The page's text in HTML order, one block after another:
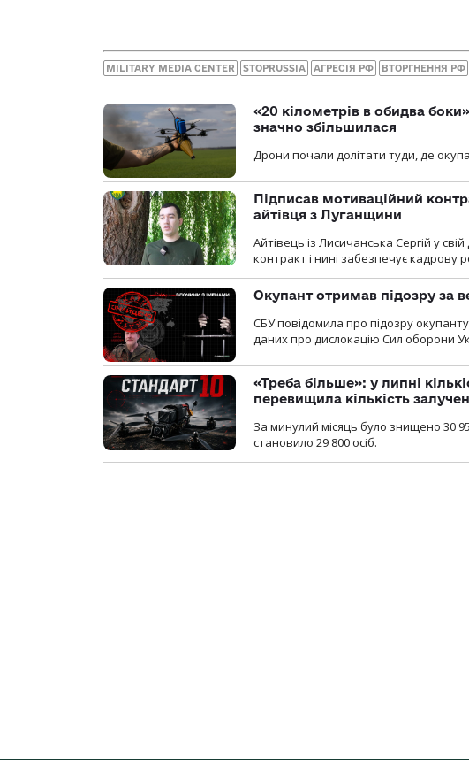
MILITARY MEDIA CENTER STOPRUSSIA АГРЕСІЯ РФ ВТОРГНЕННЯ РФ
«20 кілометрів в обидва
значно збільшилася
Дрони почали долітати туди, де
Підписав мотиваційний
айтівця з Луганщини
Айтівець із Лисичанська Сергій у
контракт і нині забезпечує кадрову
Окупант отримав підозру за
СБУ повідомила про підозру
даних про дислокацію Сил оборони
«Треба більше»: у липні
перевищила кількість
За минулий місяць було знищено 30
становило 29 800 осіб.